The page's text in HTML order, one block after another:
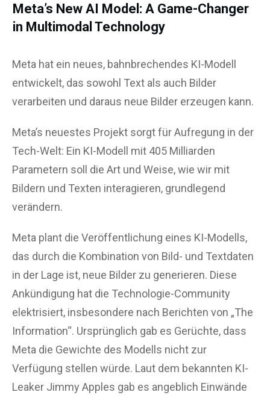
Meta’s New AI Model: A Game-Changer
in Multimodal Technology
Meta hat ein neues, bahnbrechendes KI-Modell
entwickelt, das sowohl Text als auch Bilder
verarbeiten und daraus neue Bilder erzeugen kann.
Meta’s neuestes Projekt sorgt für Aufregung in der
Tech-Welt: Ein KI-Modell mit 405 Milliarden
Parametern soll die Art und Weise, wie wir mit
Bildern und Texten interagieren, grundlegend
verändern.
Meta plant die Veröffentlichung eines KI-Modells,
das durch die Kombination von Bild- und Textdaten
in der Lage ist, neue Bilder zu generieren. Diese
Ankündigung hat die Technologie-Community
elektrisiert, insbesondere nach Berichten von „The
Information“. Ursprünglich gab es Gerüchte, dass
Meta die Gewichte des Modells nicht zur
Verfügung stellen würde. Laut dem bekannten KI-
Leaker Jimmy Apples gab es angeblich Einwände